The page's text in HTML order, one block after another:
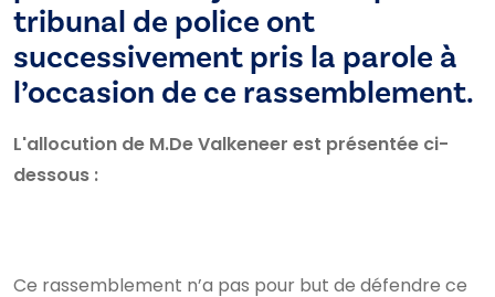
tribunal de police ont
successivement pris la parole à
l’occasion de ce rassemblement.
L'allocution de M.De Valkeneer est présentée ci-
dessous :
Ce rassemblement n’a pas pour but de défendre ce